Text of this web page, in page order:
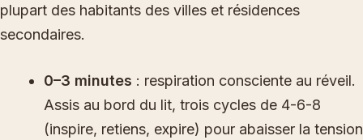
plupart des habitants des villes et résidences
secondaires.
0–3 minutes : respiration consciente au réveil.
Assis au bord du lit, trois cycles de 4-6-8
(inspire, retiens, expire) pour abaisser la tension